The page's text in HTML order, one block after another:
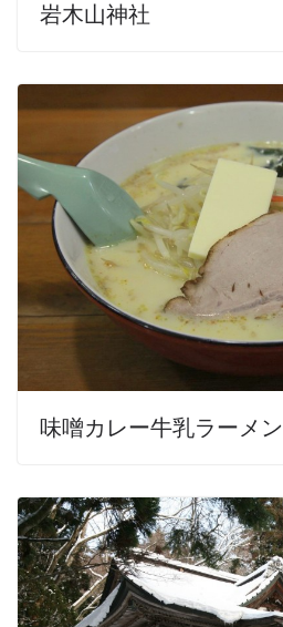
岩木山神社
味噌カレー牛乳ラーメン